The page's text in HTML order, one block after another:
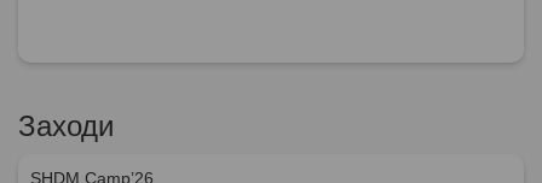
Заходи
SHDM.Camp’26